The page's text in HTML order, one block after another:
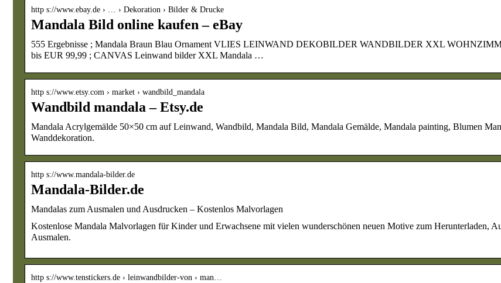
http s://www.ebay.de › … › Dekoration › Bilder & Drucke
Mandala Bild online kaufen – eBay
555 Ergebnisse ; Mandala Braun Blau Ornament VLIES LEINWAND DEKOBILDER WANDBILDER XXL
bis EUR 99,99 ; CANVAS Leinwand bilder XXL Mandala …
http s://www.etsy.com › market › wandbild_mandala
Wandbild mandala – Etsy.de
Mandala Acrylgemälde 50×50 cm auf Leinwand, Wandbild, Mandala Bild, Mandala Gemälde, Mandala painting, Blumen
Wanddekoration.
http s://www.mandala-bilder.de
Mandala-Bilder.de
Mandalas zum Ausmalen und Ausdrucken – Kostenlos Malvorlagen
Kostenlose Mandala Malvorlagen für Kinder und Erwachsene mit vielen wunderschönen neuen Motive zum Herunterladen,
Ausmalen.
http s://www.tenstickers.de › leinwandbilder-von › man…